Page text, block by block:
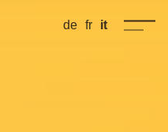
de fr it